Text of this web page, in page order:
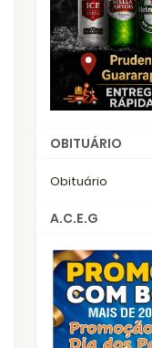
OBITUÁRIO
Obituário
A.C.E.G